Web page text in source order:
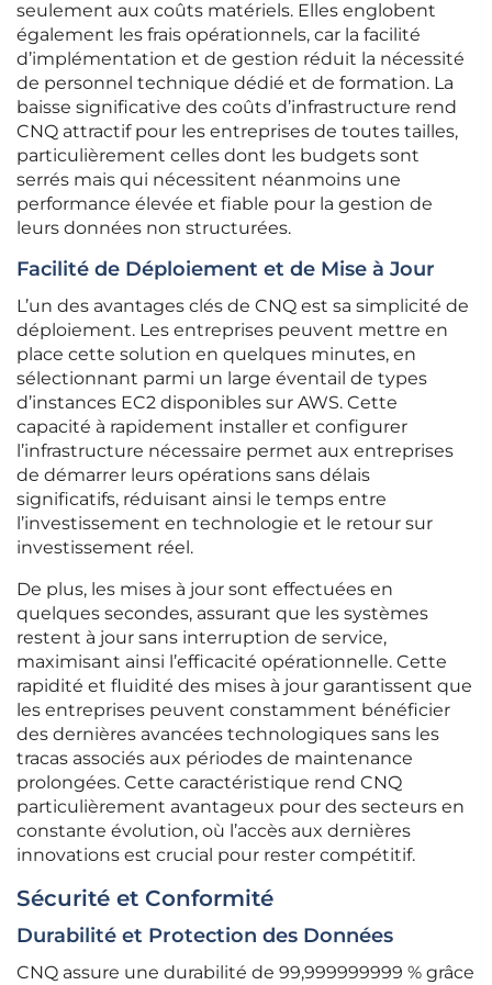
seulement aux coûts matériels. Elles englobent
également les frais opérationnels, car la facilité
d’implémentation et de gestion réduit la nécessité
de personnel technique dédié et de formation. La
baisse significative des coûts d’infrastructure rend
CNQ attractif pour les entreprises de toutes tailles,
particulièrement celles dont les budgets sont
serrés mais qui nécessitent néanmoins une
performance élevée et fiable pour la gestion de
leurs données non structurées.
Facilité de Déploiement et de Mise à Jour
L’un des avantages clés de CNQ est sa simplicité de
déploiement. Les entreprises peuvent mettre en
place cette solution en quelques minutes, en
sélectionnant parmi un large éventail de types
d’instances EC2 disponibles sur AWS. Cette
capacité à rapidement installer et configurer
l’infrastructure nécessaire permet aux entreprises
de démarrer leurs opérations sans délais
significatifs, réduisant ainsi le temps entre
l’investissement en technologie et le retour sur
investissement réel.
De plus, les mises à jour sont effectuées en
quelques secondes, assurant que les systèmes
restent à jour sans interruption de service,
maximisant ainsi l’efficacité opérationnelle. Cette
rapidité et fluidité des mises à jour garantissent que
les entreprises peuvent constamment bénéficier
des dernières avancées technologiques sans les
tracas associés aux périodes de maintenance
prolongées. Cette caractéristique rend CNQ
particulièrement avantageux pour des secteurs en
constante évolution, où l’accès aux dernières
innovations est crucial pour rester compétitif.
Sécurité et Conformité
Durabilité et Protection des Données
CNQ assure une durabilité de 99,999999999 % grâce